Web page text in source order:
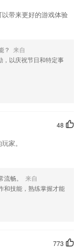
，方便您清理垃圾图
请、爱情表白、文字心
活中对视频的需求
应用AI智能测试算法；
是浅显易懂的。
尽有
带来更好的游戏体验
？ 来自
，以庆祝节日和特定事
48
家。
畅。
来自
和技能，熟练掌握才能
773